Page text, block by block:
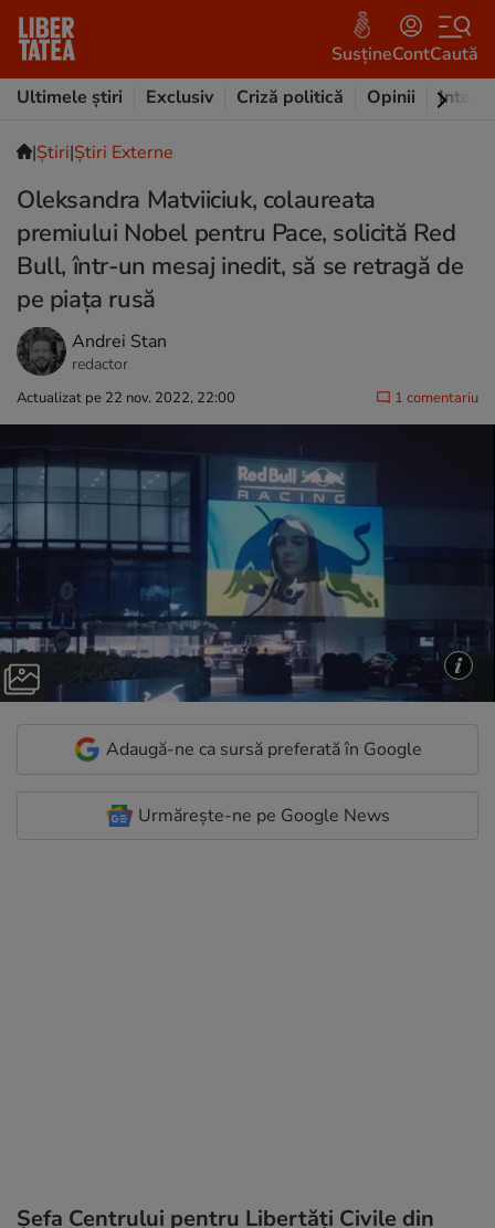
SusțineContCaută
Ultimele știri
Exclusiv Criză politică Opinii
|Ştiri|Știri Externe
Oleksandra Matviiciuk, colaureata
premiului Nobel pentru Pace, solicită Red
Bull, într-un mesaj inedit, să se retragă de
pe piața rusă
Andrei Stan
redactor
Actualizat pe 22 nov. 2022, 22:00 1 comentariu
Adaugă-ne ca sursă preferată în Google
Urmărește-ne pe Google News
Șefa Centrului pentru Libertăți Civile din